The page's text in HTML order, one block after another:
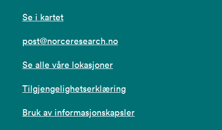
Se i kartet
post@norceresearch.no
Se alle våre lokasjoner
Tilgjengelighetserklæring
Bruk av informasjonskapsler